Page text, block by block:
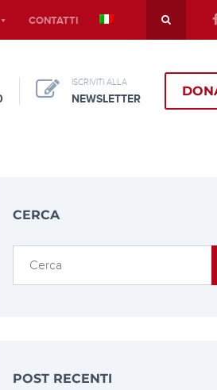
CONTATTI
ISCRIVITI ALLA
NEWSLETTER
CERCA
POST RECENTI